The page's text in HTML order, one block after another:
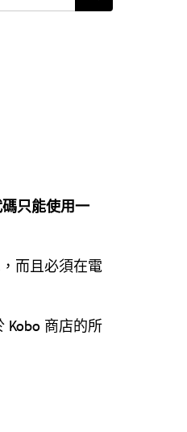
只能使用一
而且必須在電
Kobo 商店的所